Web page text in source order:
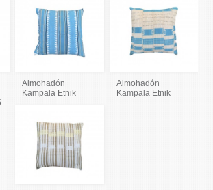
Almohadón
Kampala Etnik
Almohadón
Kampala Etnik